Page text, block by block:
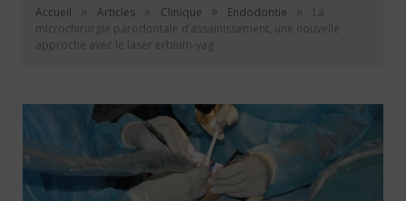
Accueil » Articles » Clinique » Endodontie »
La
microchirurgie parodontale d’assainissement, une nouvelle
approche avec le laser erbium-yag